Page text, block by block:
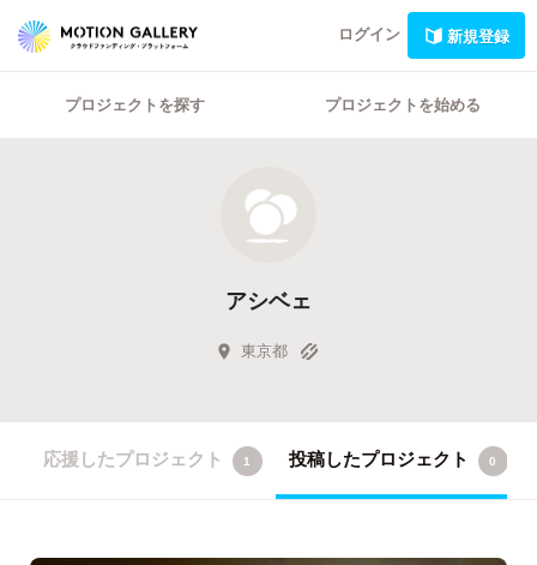
ログイン 新規登録
プロジェクトを探す プロジェクトを始める
アシベェ
東京都
応援したプロジェクト 1 投稿したプロジェクト 0